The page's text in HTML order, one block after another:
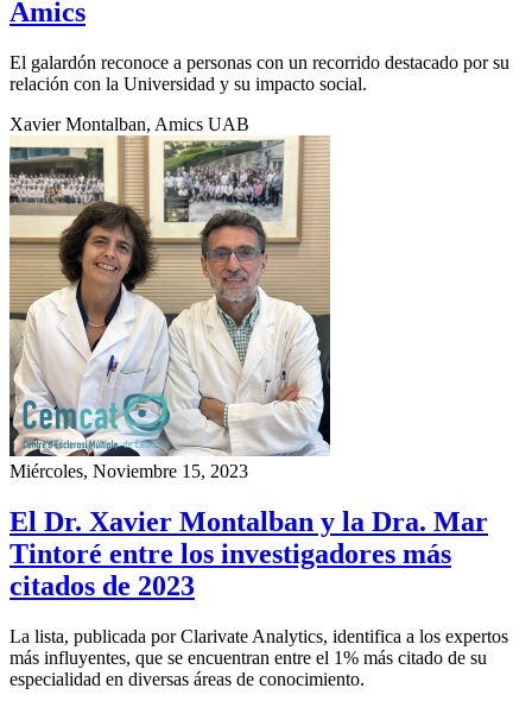
Amics
El galardón reconoce a personas con un recorrido destacado por su
relación con la Universidad y su impacto social.
Xavier Montalban, Amics UAB
Miércoles, Noviembre 15, 2023
El Dr. Xavier Montalban y la Dra. Mar
Tintoré entre los investigadores más
citados de 2023
La lista, publicada por Clarivate Analytics, identifica a los expertos
más influyentes, que se encuentran entre el 1% más citado de su
especialidad en diversas áreas de conocimiento.